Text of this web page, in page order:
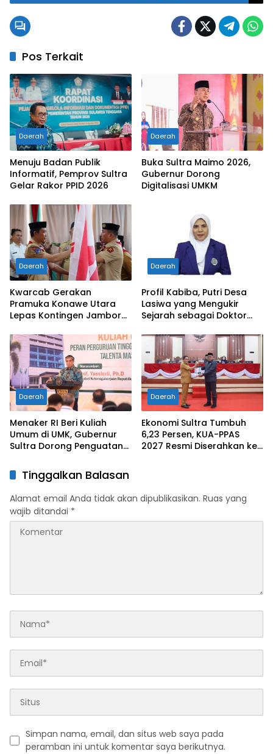
Kumuh
Pos Terkait
Daerah
Menuju Badan Publik
Informatif, Pemprov Sultra
Gelar Rakor PPID 2026
Daerah
Buka Sultra Maimo 2026,
Gubernur Dorong
Digitalisasi UMKM
Daerah
Kwarcab Gerakan
Pramuka Konawe Utara
Lepas Kontingen Jambore
Ikbar: Tunjukkan Karakter
Generasi Muda Konut yang
Disiplin dan Berprestasi
Daerah
Profil Kabiba, Putri Desa
Lasiwa yang Mengukir
Sejarah sebagai Doktor
Kelahirannya
Daerah
Menaker RI Beri Kuliah
Umum di UMK, Gubernur
Sultra Dorong Penguatan
Dunia Kerja
Daerah
Ekonomi Sultra Tumbuh
6,23 Persen, KUA-PPAS
2027 Resmi Diserahkan ke
Tinggalkan Balasan
Alamat email Anda tidak akan dipublikasikan. Ruas yang
wajib ditandai *
Simpan nama, email, dan situs web saya pada
peramban ini untuk komentar saya berikutnya.